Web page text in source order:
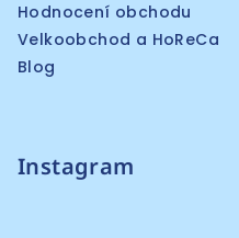
Hodnocení obchodu
Velkoobchod a HoReCa
Blog
Instagram